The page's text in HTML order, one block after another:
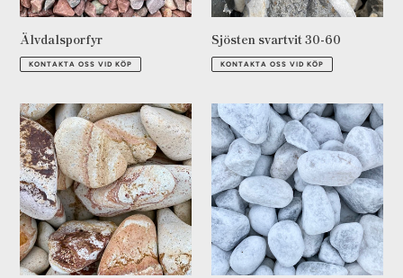
Älvdalsporfyr
Ordinarie
pris
KONTAKTA OSS VID KÖP
Sjösten svartvit 30-60
Ordinarie
pris
KONTAKTA OSS VID KÖP
Rainbow
Dolomit
vit